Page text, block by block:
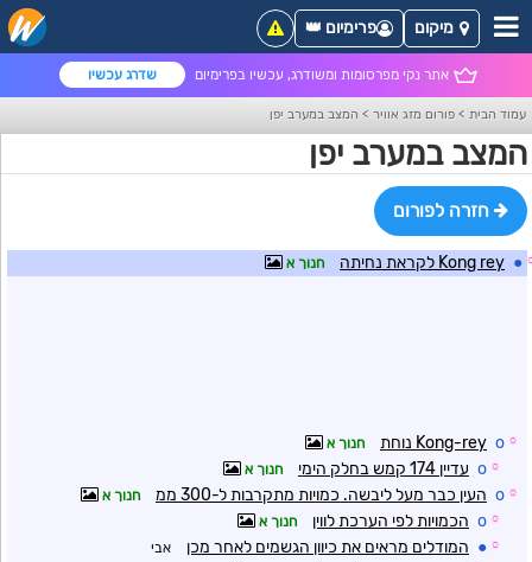
אתר נקי מפרסומות ומשודרג, עכשיו בפרימיום שדרג עכשיו
מיקום פרימיום 👑
עמוד הבית > פורום מזג אוויר > המצב במערב יפן
המצב במערב יפן
חזרה לפורום
● Kong rey לקראת נחיתה חנוך א
☼
o Kong-rey נוחת חנוך א
☼
o עדיין 174 קמש בחלק הימי חנוך א
☼
o העין כבר מעל ליבשה. כמויות מתקרבות ל-300 ממ חנוך א
☼
o הכמויות לפי הערכת לווין חנוך א
☼
● המודלים מראים את כיוון הגשמים לאחר מכן אבי